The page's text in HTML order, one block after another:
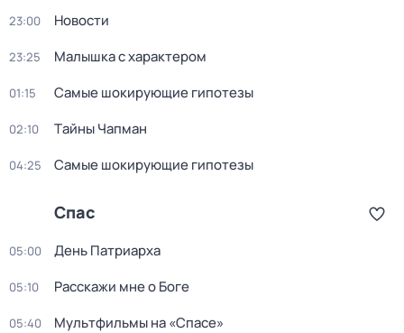
23:00 Новости
23:25 Малышка с характером
01:15 Самые шoкиpующие гипотезы
02:10 Тaйны Чапман
04:25 Самые шoкиpующие гипотезы
Спас
05:00 Дeнь Патриаpха
05:10 Расскажи мне о Боге
05:40 Мультфильмы на «Спасе»